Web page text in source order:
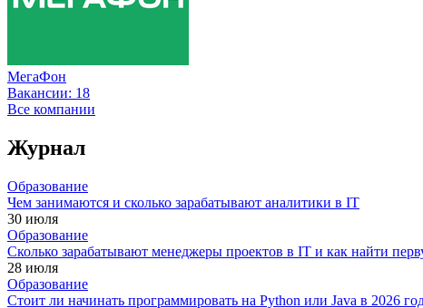
МегаФон
Вакансии: 18
Все компании
Журнал
Образование
Чем занимаются и сколько зарабатывают аналитики в IT
30 июля
Образование
Сколько зарабатывают менеджеры проектов в IT и как найти
28 июля
Образование
Стоит ли начинать программировать на Python или Java в 2026